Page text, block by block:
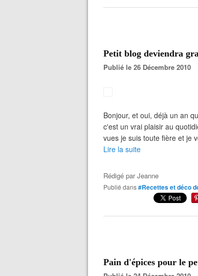
Petit blog deviendra
Publié le 26 Décembre 2010
Bonjour, et oui, déjà un an
c'est un vrai plaisir au
vues je suis toute fière et je
Lire la suite
Rédigé parJeanne
Publié dans#Recettes et déco
Pain d'épices pour le